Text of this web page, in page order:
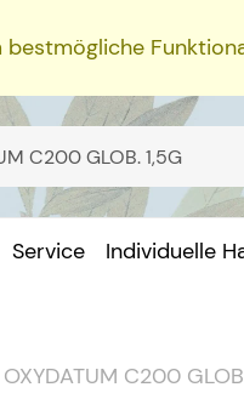
Service Individuelle
C200